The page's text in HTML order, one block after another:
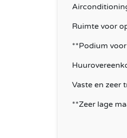
Ruimte voor
**Podium
Vaste en zeer
**Zeer lage